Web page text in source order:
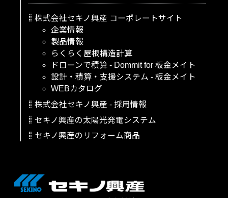
株式会社セキノ興産 コーポレートサイト
企業情報
製品情報
らくらく屋根構造計算
ドローンで積算 - Dommit for 板金メイト
設計・積算・支援システム - 板金メイト
WEBカタログ
株式会社セキノ興産 - 採用情報
セキノ興産の太陽光発電システム
セキノ興産のリフォーム商品